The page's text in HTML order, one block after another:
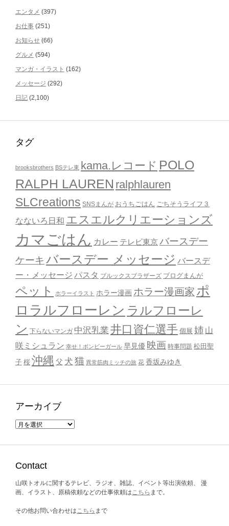
エンタメ (397)
お仕事 (251)
お知らせ (66)
グルメ (594)
マンガ・イラスト (162)
メッセージ (292)
日記 (2,100)
タグ
brooksbrothers BSテレ東 kama.レコード POLO
RALPH LAUREN ralphlauren
SLCreations SNSまんが おうちごはん ごちそうライフ３
なないろ日和 エスエルクリエーションズ
カマごはん カレー テレビ東京バースデー
ケーキ バースデー メッセージ バースデ
ー・メッセージ パスタ ブルックスブラザーズ ブログまんが
ペット ホラーイラスト ホラー漫画 ホラー漫画家 ポ
ロラルフローレン ラルフローレ
ン 下らないマンガ 中沢乳業 井口資仁選手 個展 姉 山
咲ミシュラン 幸せ！ボンビーガール 早見優 映画 時事問題 松田聖
子 桜 沖縄 父 犬 猫 異常筋肉ミッチの旅 花 香坂みゆき
アーカイブ
ア
ブ
Contact
山咲トオルに関するテレビ、ラジオ、雑誌、イベント等出演依頼、 漫
画、イラスト、原稿依頼などの仕事依頼はこちら まで。
その他お問い合わせはこちら まで